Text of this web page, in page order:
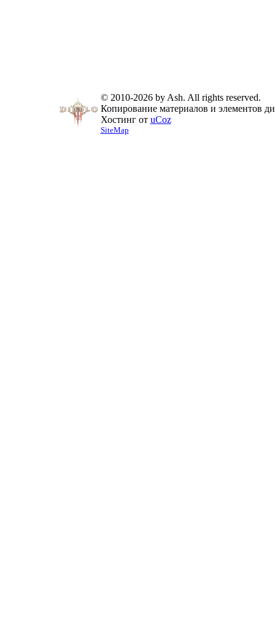
© 2010-2026 by Ash. All rights reserved.
Копирование материалов и элементов
Хостинг от uCoz
SiteMap